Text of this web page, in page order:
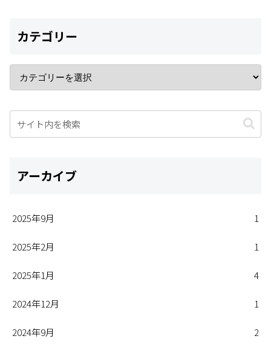
カテゴリー
アーカイブ
2025年9月 1
2025年2月 1
2025年1月 4
2024年12月 1
2024年9月 2